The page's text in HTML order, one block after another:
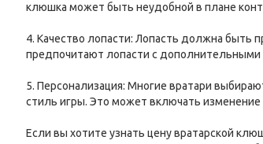
клюшка может быть неудобной в плане
4. Качество лопасти: Лопасть должна быть
предпочитают лопасти с дополнительными
5. Персонализация: Многие вратари
стиль игры. Это может включать изменение
Если вы хотите узнать цену вратарской